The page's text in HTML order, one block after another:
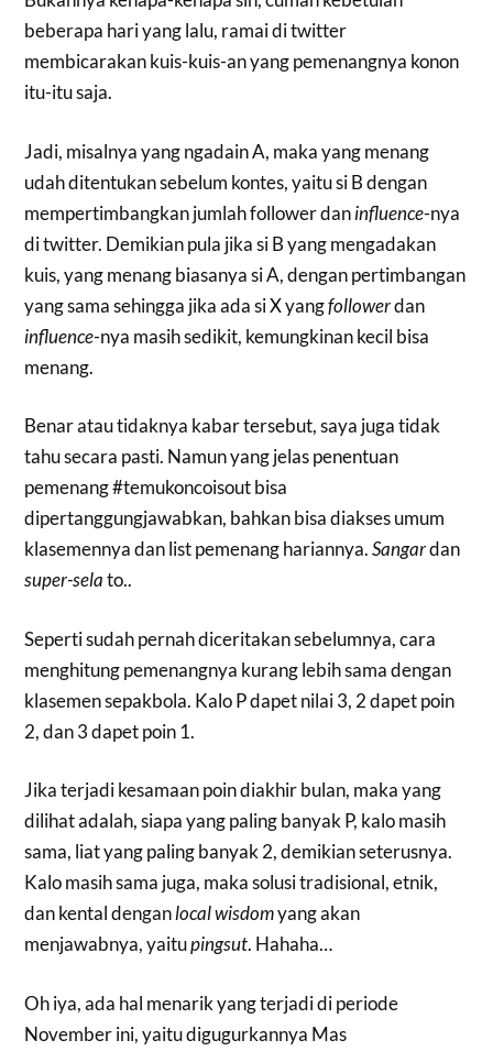
beberapa hari yang lalu, ramai di twitter
membicarakan kuis-kuis-an yang pemenangnya konon
itu-itu saja.
Jadi, misalnya yang ngadain A, maka yang menang
udah ditentukan sebelum kontes, yaitu si B dengan
mempertimbangkan jumlah followerdaninfluence-nya
di twitter. Demikian pula jika si B yang mengadakan
kuis, yang menang biasanya si A, dengan pertimbangan
yang sama sehingga jika ada si X yangfollowerdan
influence-nya masih sedikit, kemungkinan kecil bisa
menang.
Benar atau tidaknya kabar tersebut, saya juga tidak
tahu secara pasti. Namun yang jelas penentuan
pemenang #temukoncoisout bisa
dipertanggungjawabkan, bahkan bisa diakses umum
klasemennya dan list pemenang hariannya.Sangardan
super-selato..
Seperti sudah pernah diceritakan sebelumnya, cara
menghitung pemenangnya kurang lebih sama dengan
klasemen sepakbola. Kalo P dapet nilai 3, 2 dapet poin
2, dan 3 dapet poin 1.
Jika terjadi kesamaan poin diakhir bulan, maka yang
dilihat adalah, siapa yang paling banyak P, kalo masih
sama, liat yang paling banyak 2, demikian seterusnya.
Kalo masih sama juga, maka solusi tradisional, etnik,
dan kental denganlocal wisdomyang akan
menjawabnya, yaitupingsut. Hahaha…
Oh iya, ada hal menarik yang terjadi di periode
November ini, yaitu digugurkannya Mas